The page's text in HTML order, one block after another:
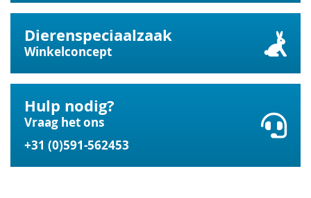
Dierenspeciaalzaak
Winkelconcept
Hulp nodig?
Vraag het ons
+31 (0)591-562453